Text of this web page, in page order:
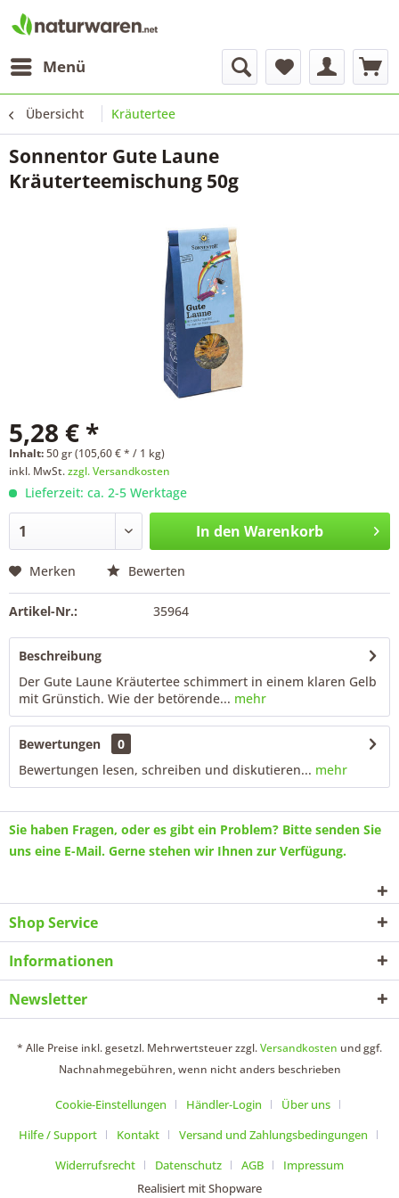
Menü
Übersicht Kräutertee
Sonnentor Gute Laune
Kräuterteemischung 50g
5,28 € *
Inhalt:50 gr (105,60 € * / 1 kg)
inkl. MwSt.zzgl. Versandkosten
Lieferzeit: ca. 2-5 Werktage
In den Warenkorb
Merken Bewerten
Artikel-Nr.: 35964
Beschreibung
Der Gute Laune Kräutertee schimmert in einem klaren Gelb
mit Grünstich. Wie der betörende... mehr
Bewertungen
0
Bewertungen lesen, schreiben und diskutieren... mehr
Sie haben Fragen, oder es gibt ein Problem? Bitte senden Sie
uns eine E-Mail. Gerne stehen wir Ihnen zur Verfügung.
Shop Service
Informationen
Newsletter
* Alle Preise inkl. gesetzl. Mehrwertsteuer zzgl.Versandkosten und ggf.
Nachnahmegebühren, wenn nicht anders beschrieben
Cookie-Einstellungen Händler-Login
Über uns
Hilfe / Support
Kontakt
Versand und Zahlungsbedingungen
Widerrufsrecht
Datenschutz AGB
Impressum
Realisiert mit Shopware